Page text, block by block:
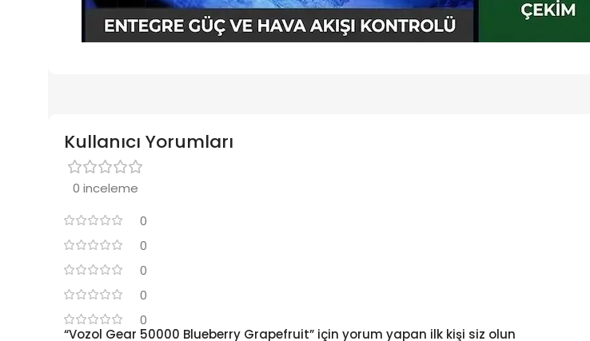
Kullanıcı Yorumları
0 inceleme
0
0
0
0
0
“Vozol Gear 50000 Blueberry Grapefruit” için yorum yapan ilk kişi siz olun